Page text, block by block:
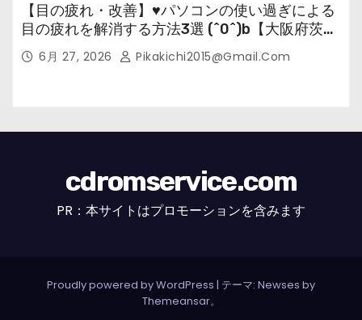
【目の疲れ・改善】♥パソコンの使い過ぎによる
目の疲れを解消する方法3選 (^0^)b【大阪府茨木
市の女性・美容鍼灸・整体師が教えます。】
6月 27, 2026 Pikakichi2015@gmail.com
cdromservice.com
PR：本サイトはプロモーションを含みます
Proudly powered by WordPress | テーマ: Newses by
Themeansar。